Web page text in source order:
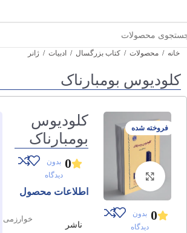
خانه / محصولات / کتاب بزرگسال / ادبیات / ژانر
کلودیوس بومبارناک
فروخته شده
برای بزرگنمایی کلیک کنید
0 بدون
دیدگاه
کلودیوس
بومبارناک
0 بدون
دیدگاه
اطلاعات محصول
ناشر
خوارزمی